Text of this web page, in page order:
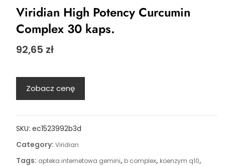
Viridian High Potency Curcumin
Complex 30 kaps.
92,65 zł
Zobacz cenę
SKU: ec1523992b3d
Category: Viridian
Tags: apteka internetowa gemini, b complex, koenzym q10,